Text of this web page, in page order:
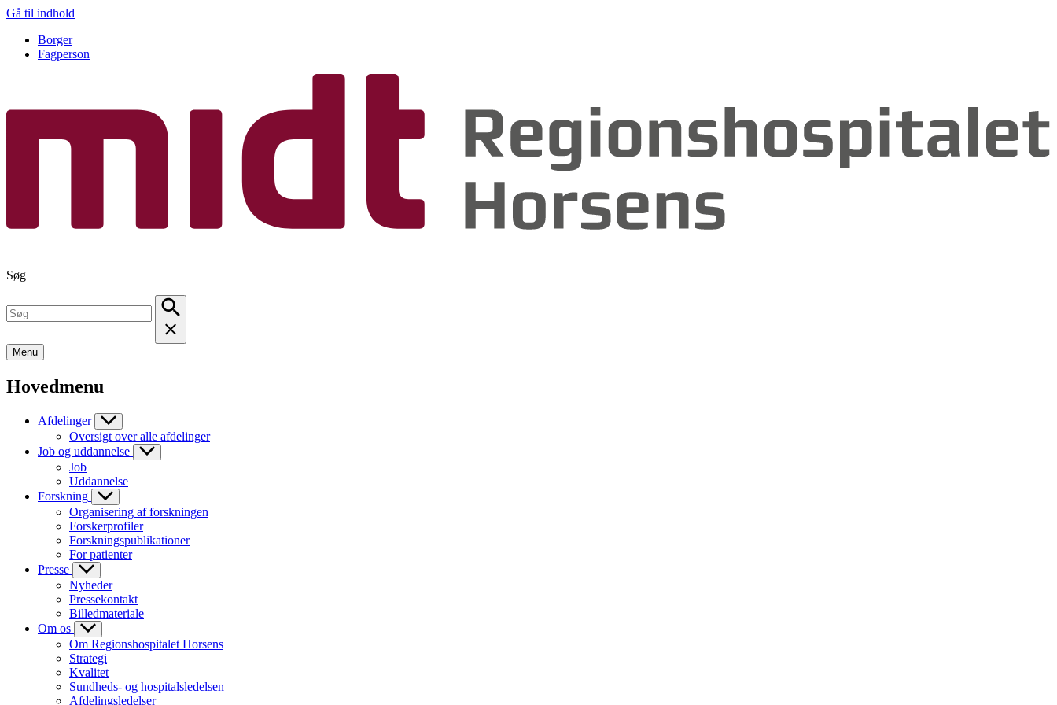
Gå til indhold
Borger
Fagperson
Søg
Menu
Hovedmenu
Afdelinger
Oversigt over alle afdelinger
Job og uddannelse
Job
Uddannelse
Forskning
Organisering af forskningen
Forskerprofiler
Forskningspublikationer
For patienter
Presse
Nyheder
Pressekontakt
Billedmateriale
Om os
Om Regionshospitalet Horsens
Strategi
Kvalitet
Sundheds- og hospitalsledelsen
Afdelingsledelser